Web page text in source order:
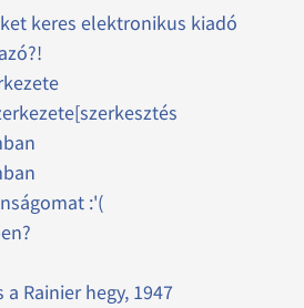
keres elektronikus kiadó
:'(
Rainier hegy, 1947